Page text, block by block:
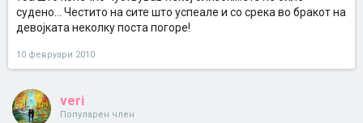
судено... Честито на сите што успеале и со срека во бракот на
девојката неколку поста погоре!
10 февруари 2010
veri
Популарен член